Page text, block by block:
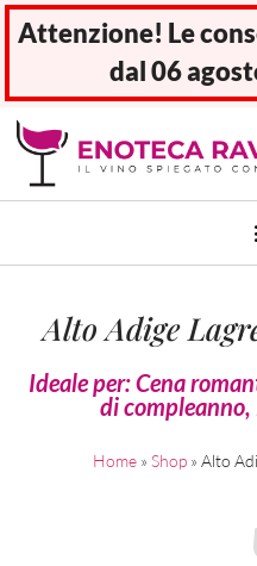
Attenzione! Le
dal 06
Alto Adige
Ideale per:Cena
di compleanno,
Home » Shop » Alto